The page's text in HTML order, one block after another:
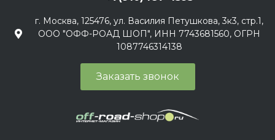
г. Москва, 125476, ул. Василия Петушкова, 3к3, стр.1,
ООО "ОФФ-РОАД ШОП", ИНН 7743681560, ОГРН
1087746314138
Заказать звонок